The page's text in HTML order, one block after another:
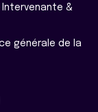
Intervenante &
générale de la